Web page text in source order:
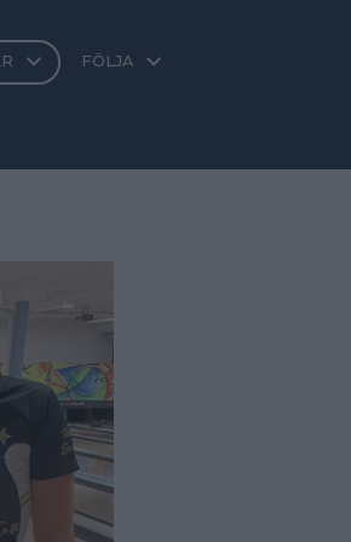
FÖLJA